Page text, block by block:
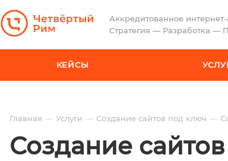
Аккредитованное интернет-
Стратегия — Разработка —
КЕЙСЫ
Главная Услуги Cоздание сайтов под ключ
Создание